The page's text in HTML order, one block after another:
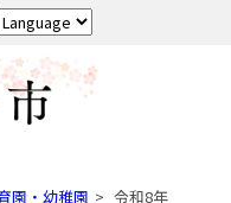
園・幼稚園
令和8年